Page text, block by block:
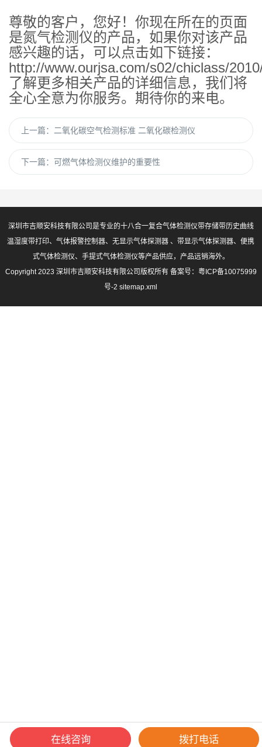
尊敬的客户，您好！你现在所在的页面
是氮气检测仪的产品，如果你对该产品
感兴趣的话，可以点击如下链接：
http://www.ourjsa.com/s02/chiclass/
了解更多相关产品的详细信息，我们将
全心全意为你服务。期待你的来电。
上一篇： 二氧化碳空气检测标准 二氧化碳检测仪
下一篇： 可燃气体检测仪维护的重要性
深圳市吉顺安科技有限公司是专业的十八合一复合气体检测仪带存储带历史曲线
温湿度带打印、气体报警控制器、无显示气体探测器 、带显示气体探测器、便携
式气体检测仪、手提式气体检测仪等产品供应，产品远销海外。
Copyright 2023 深圳市吉顺安科技有限公司版权所有 备案号： 粤ICP备10075999
号-2 sitemap.xml
在线咨询 拨打电话